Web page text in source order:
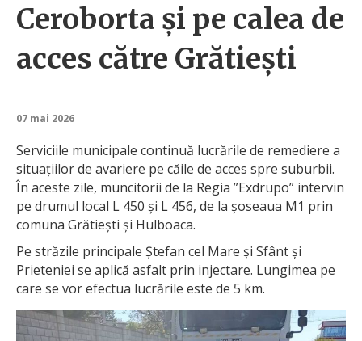
Ceroborta și pe calea de
acces către Grătiești
07 mai 2026
Serviciile municipale continuă lucrările de remediere a
situațiilor de avariere pe căile de acces spre suburbii.
În aceste zile, muncitorii de la Regia ”Exdrupo” intervin
pe drumul local L 450 și L 456, de la șoseaua M1 prin
comuna Grătiești și Hulboaca.
Pe străzile principale Ștefan cel Mare și Sfânt și
Prieteniei se aplică asfalt prin injectare. Lungimea pe
care se vor efectua lucrările este de 5 km.